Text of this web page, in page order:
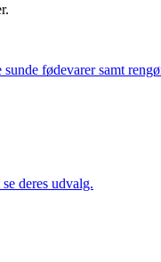
fødevarer samt
deres udvalg.